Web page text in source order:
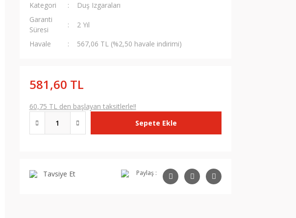
Kategori
Duş Izgaraları
Garanti
Süresi
2 Yıl
Havale 567,06 TL (%2,50 havale indirimi)
581,60 TL
60,75 TL den başlayan taksitlerle!!
Sepete Ekle
Tavsiye Et Paylaş :